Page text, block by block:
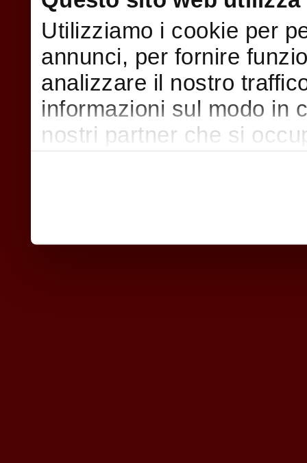
Utilizziamo i cookie per
annunci, per fornire
analizzare il nostro
informazioni sul modo in
nostri partner che si
nostri cookie se